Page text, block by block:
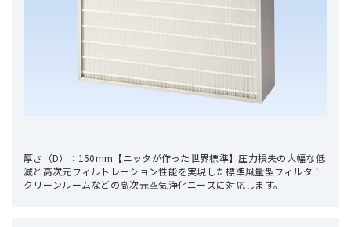
厚さ（D）：150mm【ニッタが作った世界標準】圧力損失の大幅な低
減と高次元フィルトレーション性能を実現した標準風量型フィルタ！
クリーンルームなどの高次元空気浄化ニーズに対応します。